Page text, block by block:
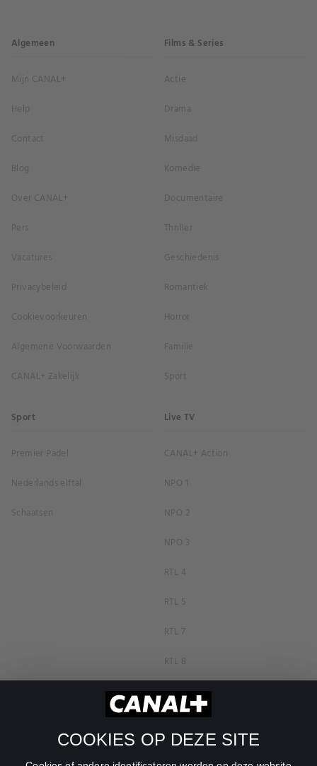
COOKIES OP DEZE SITE
Algemeen
Mijn CANAL+
Help
Contact
Blog
Over CANAL+
Pers
Vacatures
Privacybeleid
Cookievoorkeuren
Algemene Voorwaarden
CANAL+ Zakelijk
Films & Series
Actie
Drama
Misdaad
Komedie
Documentaire
Thriller
Geschiedenis
Romantiek
Horror
Familie
Sport
Sport
Premier Padel
Nederlands elftal
Schaatsen
Live TV
CANAL+ Action
NPO 1
NPO 2
NPO 3
RTL 4
RTL 5
RTL 7
RTL 8
RTL Z
SBS6